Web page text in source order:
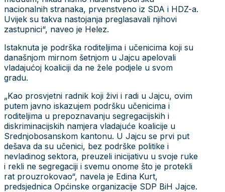
nacionalnih stranaka, prvenstveno iz SDA i HDZ-a.
Uvijek su takva nastojanja preglasavali njihovi
zastupnici“, naveo je Helez.
Istaknuta je podrška roditeljima i učenicima koji su
današnjom mirnom šetnjom u Jajcu apelovali
vladajućoj koaliciji da ne žele podjele u svom
gradu.
„Kao prosvjetni radnik koji živi i radi u Jajcu, ovim
putem javno iskazujem podršku učenicima i
roditeljima u prepoznavanju segregacijskih i
diskriminacijskih namjera vladajuće koalicije u
Srednjobosanskom kantonu. U Jajcu se prvi put
dešava da su učenici, bez podrške politike i
nevladinog sektora, preuzeli inicijativu u svoje ruke
i rekli ne segregaciji i svemu onome što je protekli
rat prouzrokovao“, navela je Edina Kurt,
predsjednica Općinske organizacije SDP BiH Jajce.